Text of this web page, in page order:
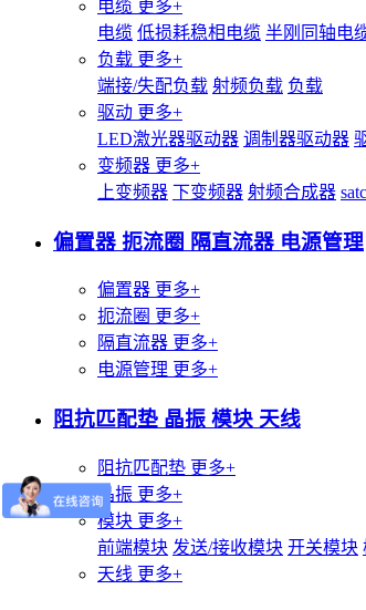
电缆 更多+
电缆 低损耗稳相电缆 半刚同轴电
负载 更多+
端接/失配负载 射频负载 负载
驱动 更多+
LED激光器驱动器 调制器驱动器
变频器 更多+
上变频器 下变频器 射频合成器
偏置器 扼流圈 隔直流器 电源管理
偏置器 更多+
扼流圈 更多+
隔直流器 更多+
电源管理 更多+
阻抗匹配垫 晶振 模块 天线
阻抗匹配垫 更多+
晶振 更多+
模块 更多+
前端模块 发送/接收模块 开关模块
天线 更多+